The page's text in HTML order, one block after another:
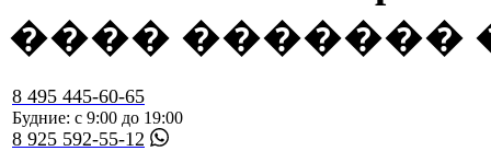
���� �������
8 495 445-60-65
Будние: с 9:00 до 19:00
8 925 592-55-12